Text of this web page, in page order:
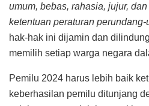
umum, bebas, rahasia, jujur,
ketentuan peraturan
hak-hak ini dijamin dan
memilih setiap warga negara
Pemilu 2024 harus lebih baik
keberhasilan pemilu ditunjang